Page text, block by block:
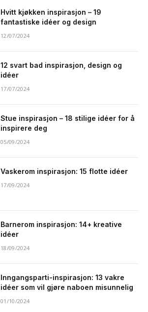
Hvitt kjøkken inspirasjon – 19
fantastiske idéer og design
12/07/2024
12 svart bad inspirasjon, design og
idéer
17/07/2024
Stue inspirasjon – 18 stilige idéer for å
inspirere deg
05/09/2024
Vaskerom inspirasjon: 15 flotte idéer
17/09/2024
Barnerom inspirasjon: 14+ kreative
idéer
18/09/2024
Inngangsparti-inspirasjon: 13 vakre
idéer som vil gjøre naboen misunnelig
01/10/2024